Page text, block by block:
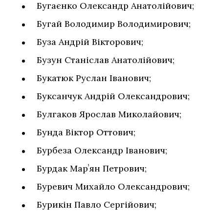
Бугаєнко Олександр Анатолійович;
Бугай Володимир Володимирович;
Буза Андрій Вікторович;
Бузун Станіслав Анатолійович;
Букатюк Руслан Іванович;
Буксанчук Андрій Олександрович;
Булгаков Ярослав Миколайович;
Бунда Віктор Оттович;
Бурбеза Олександр Іванович;
Бурдак Марʼян Петрович;
Буревич Михайло Олександрович;
Бурикін Павло Сергійович;